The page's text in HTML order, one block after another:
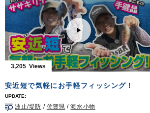
ビキとサビキ仕掛けでアジ、サバを狙いま
す。
群れを直接狙うジグサビキはお手軽ですが、
釣果を伸ばすにはコツが必要。
大東からアドバイスを受けたのぞみさんは小
気味よい引きを楽しみました。
■使用製品
落し込みジグサビキ
投次郎20g
マスクドスピン
ぶっ飛びサビキ完全セット
3,205
安近短で気軽にお手軽フィッシング！
波止/堤防 / 佐賀県 /海水小物